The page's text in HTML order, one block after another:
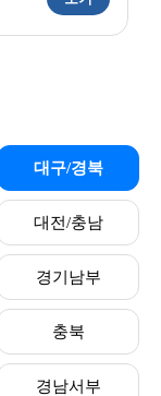
대구/경북
대전/충남
경기남부
충북
경남서부